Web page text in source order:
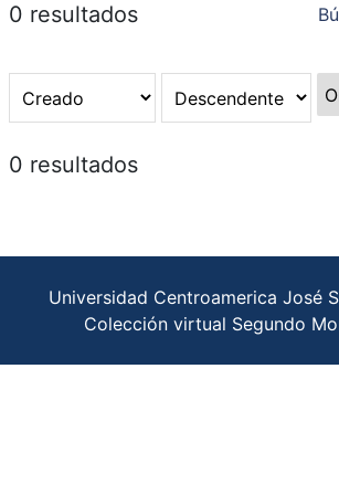
0 resultados
0 resultados
Universidad Centroamerica José
Colección virtual Segundo